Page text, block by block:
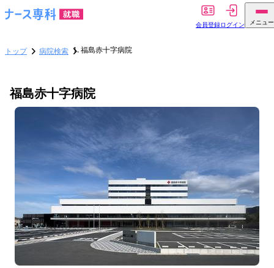
会員登録ログイン メニュー
トップ 病院検索 福島赤十字病院
福島赤十字病院